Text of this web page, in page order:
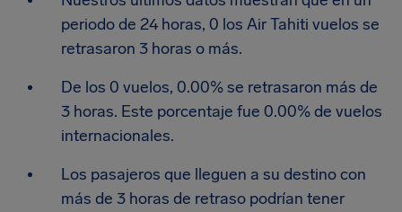
periodo de 24 horas, 0 los Air Tahiti vuelos se
retrasaron 3 horas o más.
De los 0 vuelos, 0.00% se retrasaron más de
3 horas. Este porcentaje fue 0.00% de vuelos
internacionales.
Los pasajeros que lleguen a su destino con
más de 3 horas de retraso podrían tener